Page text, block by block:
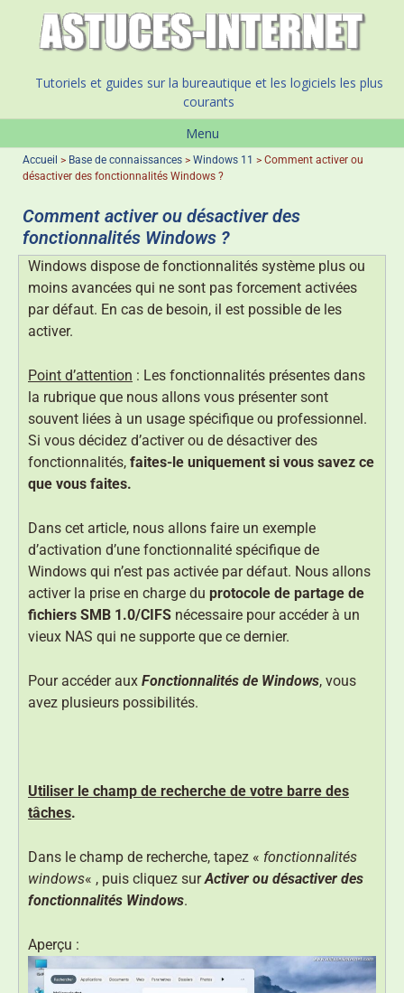
Tutoriels et guides sur la bureautique et les logiciels les plus
courants
Menu
Accueil > Base de connaissances > Windows 11 > Comment activer ou
désactiver des fonctionnalités Windows ?
Comment activer ou désactiver des
fonctionnalités Windows ?
Windows dispose de fonctionnalités système plus ou
moins avancées qui ne sont pas forcement activées
par défaut. En cas de besoin, il est possible de les
activer.
Point d’attention : Les fonctionnalités présentes dans
la rubrique que nous allons vous présenter sont
souvent liées à un usage spécifique ou professionnel.
Si vous décidez d’activer ou de désactiver des
fonctionnalités, faites-le uniquement si vous savez ce
que vous faites.
Dans cet article, nous allons faire un exemple
d’activation d’une fonctionnalité spécifique de
Windows qui n’est pas activée par défaut. Nous allons
activer la prise en charge du protocole de partage de
fichiers SMB 1.0/CIFS nécessaire pour accéder à un
vieux NAS qui ne supporte que ce dernier.
Pour accéder aux Fonctionnalités de Windows, vous
avez plusieurs possibilités.
Utiliser le champ de recherche de votre barre des
tâches.
Dans le champ de recherche, tapez « fonctionnalités
windows« , puis cliquez surActiver ou désactiver des
fonctionnalités Windows.
Aperçu :